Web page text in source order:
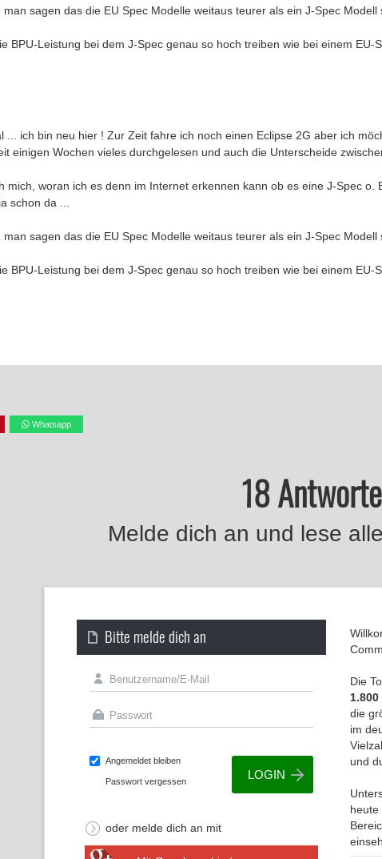
man sagen das die EU Spec Modelle weitaus teurer als ein J-Spec Modell
BPU-Leistung bei dem J-Spec genau so hoch treiben wie bei einem
... ich bin neu hier ! Zur Zeit fahre ich noch einen Eclipse 2G aber ich
einigen Wochen vieles durchgelesen und auch die Unterscheide
mich, woran ich es denn im Internet erkennen kann ob es eine J-Spec
schon da ...
man sagen das die EU Spec Modelle weitaus teurer als ein J-Spec Modell
BPU-Leistung bei dem J-Spec genau so hoch treiben wie bei einem
Whatsapp
18
Melde dich an und lese alle
Bitte melde dich an
Angemeldet bleiben
Passwort vergessen
oder melde dich an mit
Die
die
im
und
heute